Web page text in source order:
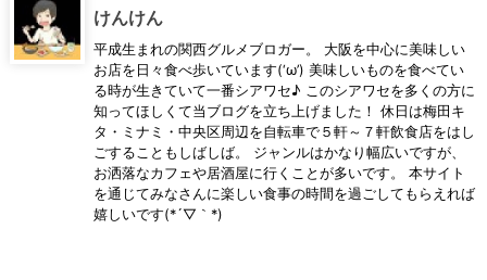
けんけん
平成生まれの関西グルメブロガー。 大阪を中心に美味しい
お店を日々食べ歩いています(‘ω’) 美味しいものを食べてい
る時が生きていて一番シアワセ♪ このシアワセを多くの方に
知ってほしくて当ブログを立ち上げました！ 休日は梅田キ
タ・ミナミ・中央区周辺を自転車で５軒～７軒飲食店をはし
ごすることもしばしば。 ジャンルはかなり幅広いですが、
お洒落なカフェや居酒屋に行くことが多いです。 本サイト
を通じてみなさんに楽しい食事の時間を過ごしてもらえれば
嬉しいです(*´▽｀*)